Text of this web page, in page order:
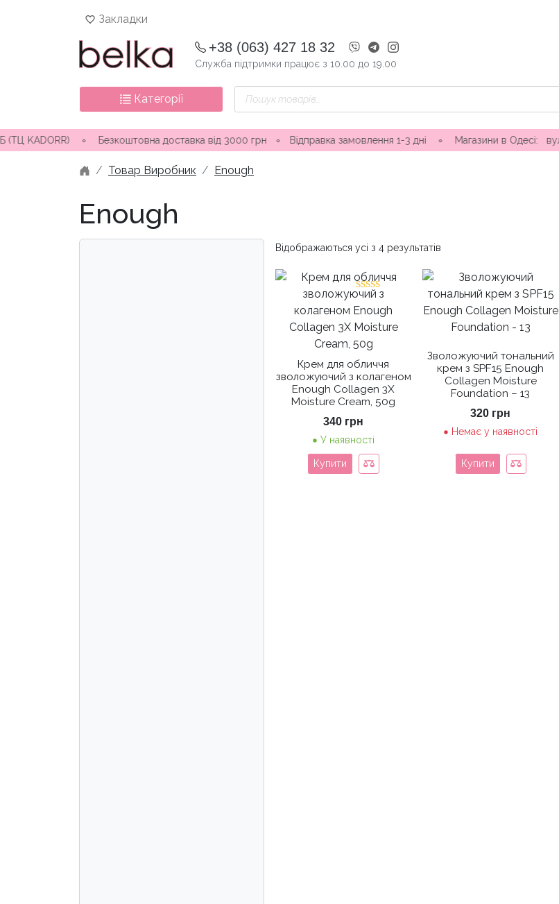
Закладки
+38 (063) 427 18 32
Служба підтримки працює з 10.00 до 19.00
Категорії
Пошук
товарів
доставка від 3000 грн∘Відправка замовлення 1-3 дні ∘ Магазини в Одесі: вул. Ніни
Товар Виробник Enough
Enough
Відображаються усі з 4 результатів
Крем для обличчя
зволожуючий з колагеном
Enough Collagen 3X
Moisture Cream, 50g
Оцінено в
5.00з 5
340 грн
У наявності
Купити
Зволожуючий тональний
крем з SPF15 Enough
Collagen Moisture
Foundation – 13
320 грн
Немає у наявності
Купити